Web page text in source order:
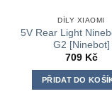
DÍLY XIAOMI
5V Rear Light
G2 [Ninebot]
709 Kč
PŘIDAT DO